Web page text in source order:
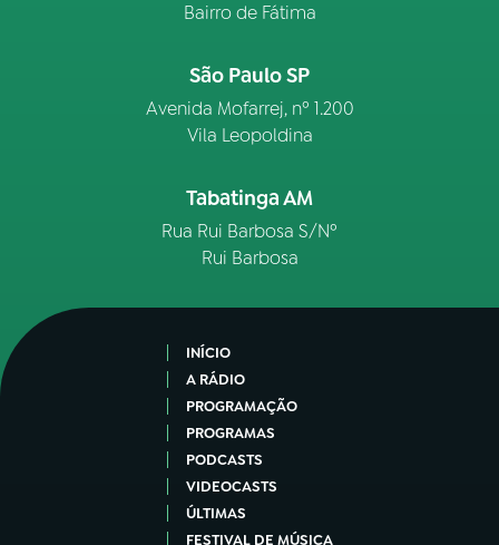
Bairro de Fátima
São Paulo SP
Avenida Mofarrej, nº 1.200
Vila Leopoldina
Tabatinga AM
Rua Rui Barbosa S/Nº
Rui Barbosa
INÍCIO
A RÁDIO
PROGRAMAÇÃO
PROGRAMAS
PODCASTS
VIDEOCASTS
ÚLTIMAS
FESTIVAL DE MÚSICA